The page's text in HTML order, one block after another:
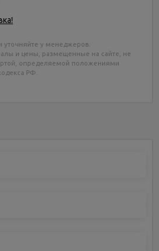
уточняйте у менеджеров.
и цены, размещенные на сайте, не
определяемой положениями
РФ.